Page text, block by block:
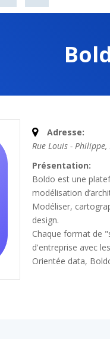
Adresse:
Rue Louis -
Présentation:
Boldo est une
modélisation
Modéliser,
design.
Chaque format de
d'entreprise avec
Orientée data,